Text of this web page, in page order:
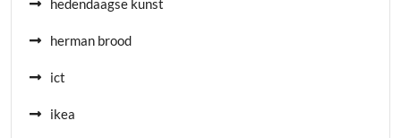
hedendaagse kunst
herman brood
ict
ikea